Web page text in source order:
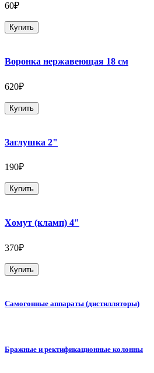
60₽
Купить
Воронка нержавеющая 18 см
620₽
Купить
Заглушка 2"
190₽
Купить
Хомут (кламп) 4"
370₽
Купить
Самогонные аппараты (дистилляторы)
Бражные и ректификационные колонны